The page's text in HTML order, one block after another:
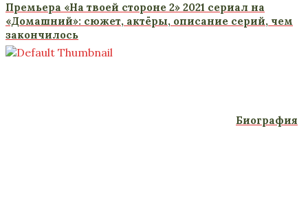
Премьера «На твоей стороне 2» 2021 сериал на
«Домашний»: сюжет, актёры, описание серий, чем
закончилось
Биография